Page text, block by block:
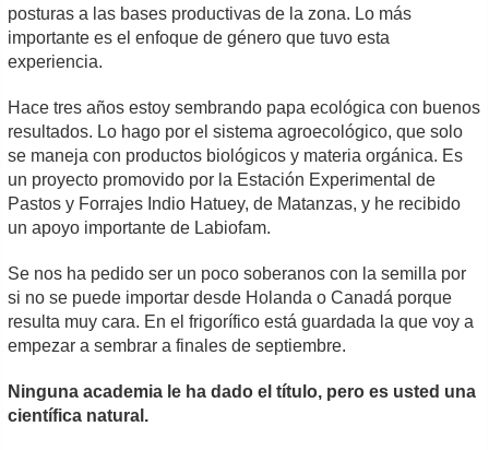
posturas a las bases productivas de la zona. Lo más
importante es el enfoque de género que tuvo esta
experiencia.
Hace tres años estoy sembrando papa ecológica con buenos
resultados. Lo hago por el sistema agroecológico, que solo
se maneja con productos biológicos y materia orgánica. Es
un proyecto promovido por la Estación Experimental de
Pastos y Forrajes Indio Hatuey, de Matanzas, y he recibido
un apoyo importante de Labiofam.
Se nos ha pedido ser un poco soberanos con la semilla por
si no se puede importar desde Holanda o Canadá porque
resulta muy cara. En el frigorífico está guardada la que voy a
empezar a sembrar a finales de septiembre.
Ninguna academia le ha dado el título, pero es usted una
científica natural.